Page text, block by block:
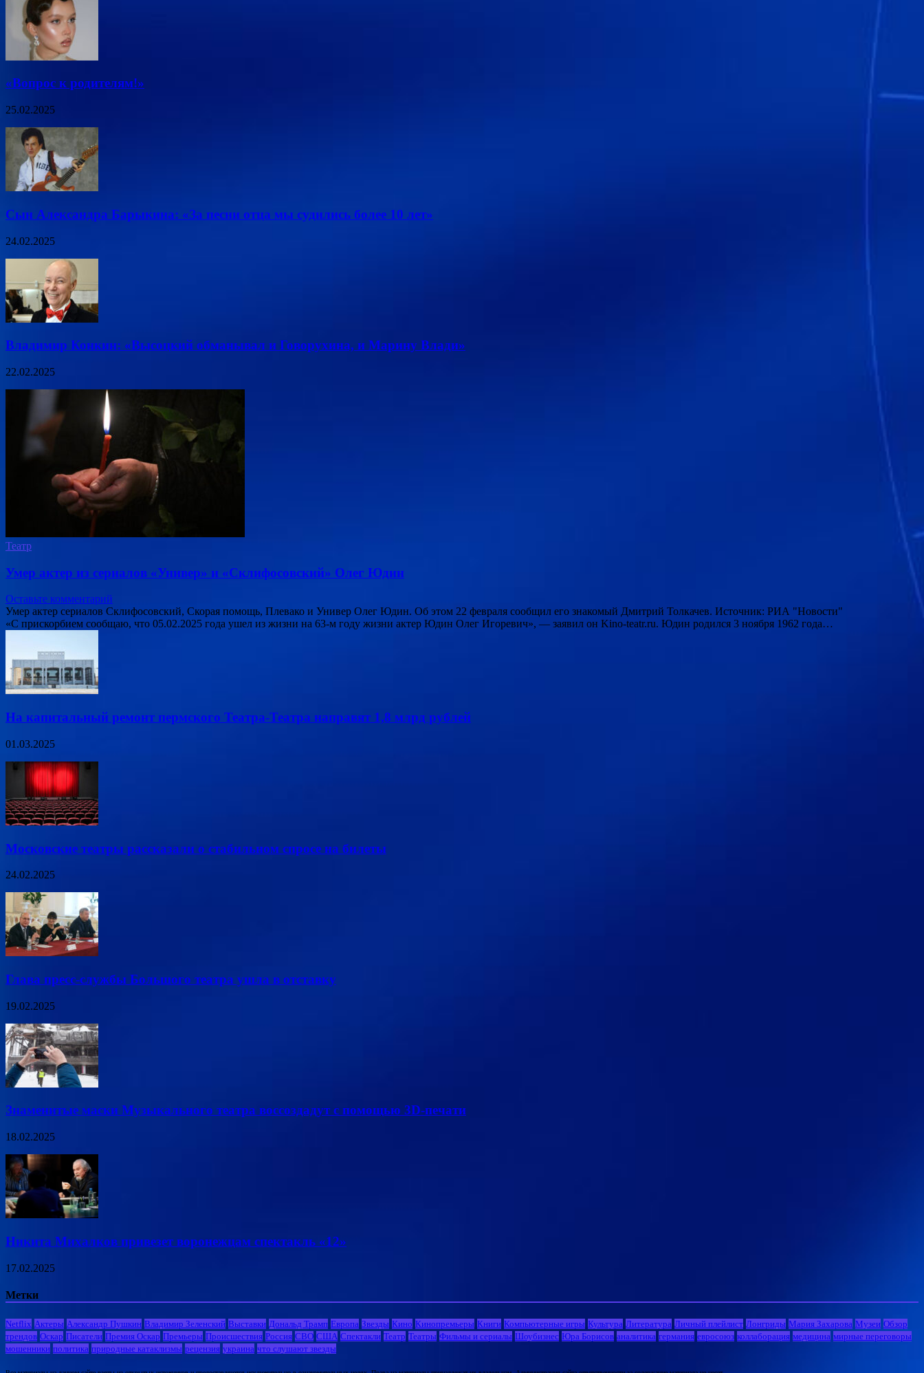
«Вопрос к родителям!»
25.02.2025
Сын Александра Барыкина: «За песни отца мы судились более 10 лет»
24.02.2025
Владимир Конкин: «Высоцкий обманывал и Говорухина, и Марину Влади»
22.02.2025
Театр
Умер актер из сериалов «Универ» и «Склифосовский» Олег Юдин
Оставьте комментарий
Умер актер сериалов Склифосовский, Скорая помощь, Плевако и Универ Олег Юдин. Об этом 22 февраля сообщил его знакомый Дмитрий Толкачев. Источник: РИА "Новости"
«С прискорбием сообщаю, что 05.02.2025 года ушел из жизни на 63-м году жизни актер Юдин Олег Игоревич», — заявил он Kino-teatr.ru. Юдин родился 3 ноября 1962 года…
На капитальный ремонт пермского Театра-Театра направят 1,8 млрд рублей
01.03.2025
Московские театры рассказали о стабильном спросе на билеты
24.02.2025
Глава пресс-службы Большого театра ушла в отставку
19.02.2025
Знаменитые маски Музыкального театра воссоздадут с помощью 3D-печати
18.02.2025
Никита Михалков привезет воронежцам спектакль «12»
17.02.2025
Метки
Netflix Актеры Александр Пушкин Владимир Зеленский Выставки Дональд Трамп Европа Звезды Кино Кинопремьеры Книги Компьютерные игры Культура Литература Личный плейлист Лонгриды Мария Захарова Музеи Обзор
трендов Оскар Писатели Премия Оскар Премьеры Происшествия Россия СВО США Спектакли Театр Театры Фильмы и сериалы Шоубизнес Юра Борисов аналитика германия евросоюз коллаборация медицина мирные переговоры
мошенники политика природные катаклизмы рецензия украина что слушают звезды